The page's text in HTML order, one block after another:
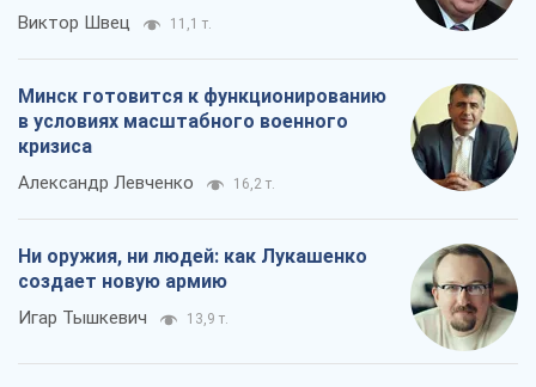
Виктор Швец 11,1 т.
Минск готовится к функционированию
в условиях масштабного военного
кризиса
Александр Левченко 16,2 т.
Ни оружия, ни людей: как Лукашенко
создает новую армию
Игар Тышкевич 13,9 т.